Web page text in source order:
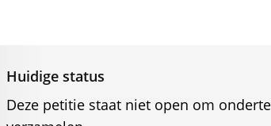
Huidige status
Deze petitie staat niet open om